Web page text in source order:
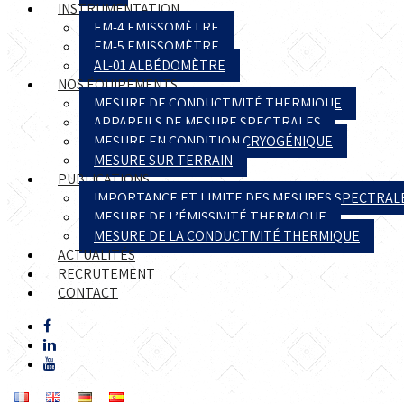
INSTRUMENTATION
EM-4 EMISSOMÈTRE
EM-5 EMISSOMÈTRE
AL-01 ALBÉDOMÈTRE
NOS ÉQUIPEMENTS
MESURE DE CONDUCTIVITÉ THERMIQUE
APPAREILS DE MESURE SPECTRALES
MESURE EN CONDITION CRYOGÉNIQUE
MESURE SUR TERRAIN
PUBLICATIONS
IMPORTANCE ET LIMITE DES MESURES
MESURE DE L’ÉMISSIVITÉ THERMIQUE
MESURE DE LA CONDUCTIVITÉ THERMIQUE
ACTUALITÉS
RECRUTEMENT
CONTACT